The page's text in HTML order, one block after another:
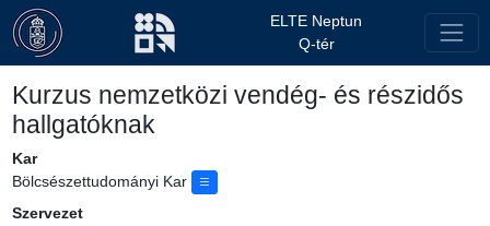
ELTE Neptun
Q-tér
Kurzus nemzetközi vendég- és részidős
hallgatóknak
Kar
Bölcsészettudományi Kar
Szervezet